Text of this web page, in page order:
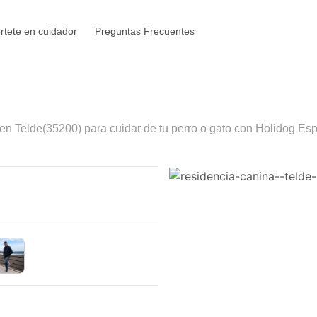
en cuidador Preguntas Frecuentes
Telde(35200) para cuidar de tu perro o gato con Holidog